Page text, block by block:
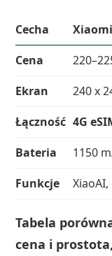
Cecha
Cena
Ekran
240 x
Łączność 4G
Bateria
1150
Funkcje
Tabela
cena i